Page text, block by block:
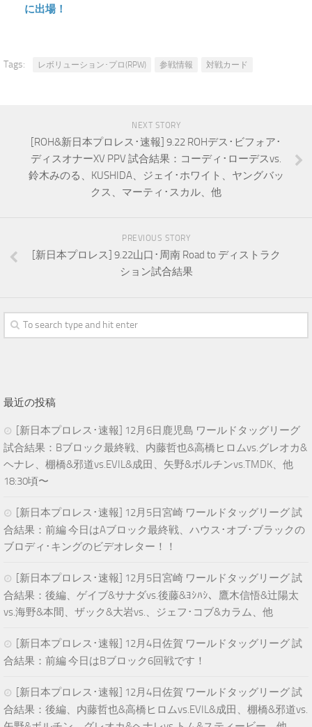
に出場！
Tags: レボリューション･プロ(RPW) 参戦情報 対戦カード
NEXT STORY
[ROH&新日本プロレス･速報] 9.22 ROHデス･ビフォア･
ディスオナーXV PPV 試合結果：コーディ･ローデスvs.
鈴木みのる、KUSHIDA、ジェイ･ホワイト、ヤングバッ
クス、マーティ･スカル、他
PREVIOUS STORY
[新日本プロレス] 9.22山口･周南 Road to ディストラク
ション試合結果
最近の投稿
[新日本プロレス･速報] 12月6日鹿児島 ワールドタッグリーグ
試合結果：Bブロック最終戦、内藤哲也&高橋ヒロムvs.グレオカ&
ヘナレ、棚橋&邪道vs.EVIL&成田、矢野&ボルチンvs.TMDK、他
18:30頃〜
[新日本プロレス･速報] 12月5日宮崎 ワールドタッグリーグ 試
合結果：前編 今日はAブロック最終戦、ハウス･オブ･ブラックの
ブロディ･キングのビデオレター！！
[新日本プロレス･速報] 12月5日宮崎 ワールドタッグリーグ 試
合結果：後編、ゲイブ&サナダvs.後藤&ﾖｼﾊｼ、鷹木信悟&辻陽太
vs.海野&本間、ザック&大岩vs.、ジェフ･コブ&カラム、他
[新日本プロレス･速報] 12月4日佐賀 ワールドタッグリーグ 試
合結果：前編 今日はBブロック6回戦です！
[新日本プロレス･速報] 12月4日佐賀 ワールドタッグリーグ 試
合結果：後編、内藤哲也&高橋ヒロムvs.EVIL&成田、棚橋&邪道vs.